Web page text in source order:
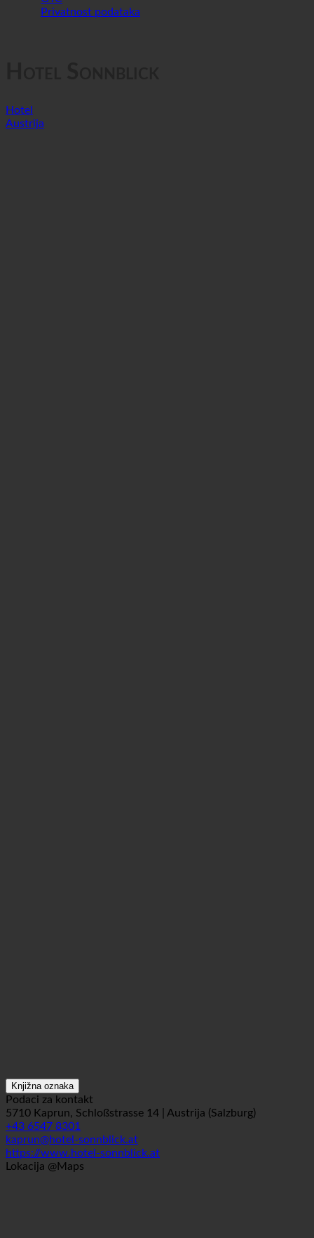
Privatnost podataka
Hotel
Austrija
Knjižna oznaka
Podaci za kontakt
5710 Kaprun, Schloßstrasse 14 | Austrija (Salzburg)
+43 6547 8301
kaprun@hotel-sonnblick.at
https://www.hotel-sonnblick.at
Lokacija @Maps